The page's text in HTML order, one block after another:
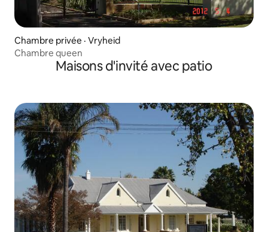
Chambre privée · Vryheid
Chambre queen
Maisons d'invité avec patio